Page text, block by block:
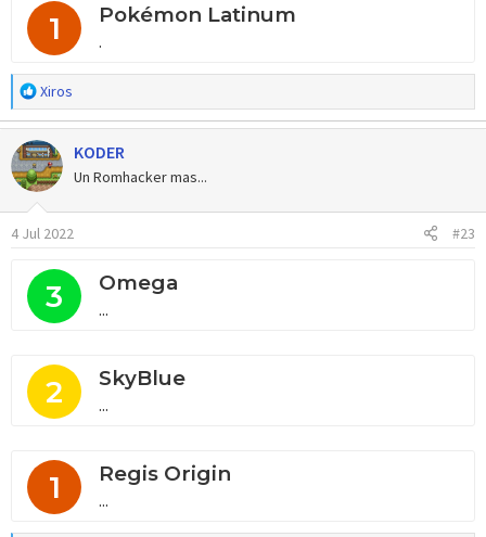
1 Pokémon Latinum
.
R
e
a
c
c
i
o
n
s
Xiros
KODER
Un Romhacker mas...
4 Jul 2022 #23
3 Omega
...
2 SkyBlue
...
1 Regis Origin
...